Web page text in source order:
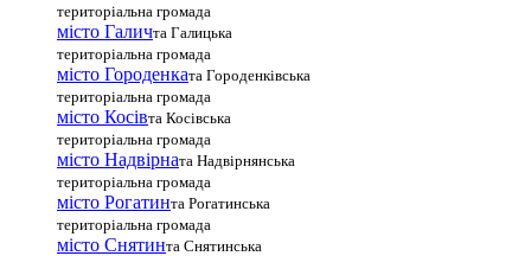
територіальна громада
місто Галичта Галицька
територіальна громада
місто Городенката Городенківська
територіальна громада
місто Косівта Косівська
територіальна громада
місто Надвірната Надвірнянська
територіальна громада
місто Рогатинта Рогатинська
територіальна громада
місто Снятинта Снятинська